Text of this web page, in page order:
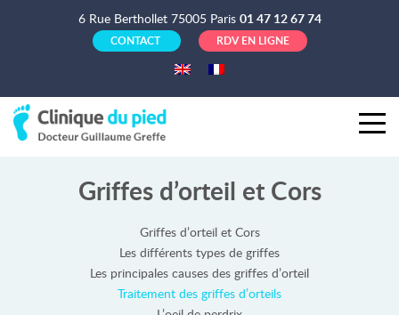
6 Rue Berthollet 75005 Paris 01 47 12 67 74
CONTACT RDV EN LIGNE
Griffes d’orteil et Cors
Griffes d’orteil et Cors
Les différents types de griffes
Les principales causes des griffes d’orteil
Traitement des griffes d’orteils